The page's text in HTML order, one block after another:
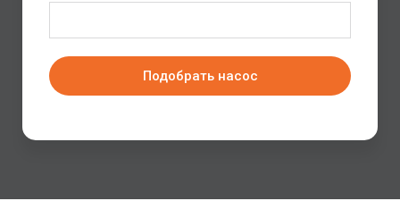
Подобрать насос